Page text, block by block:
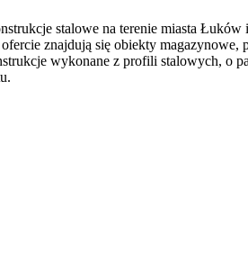
stalowe na terenie miasta
znajdują się obiekty
wykonane z profili stalowych, o